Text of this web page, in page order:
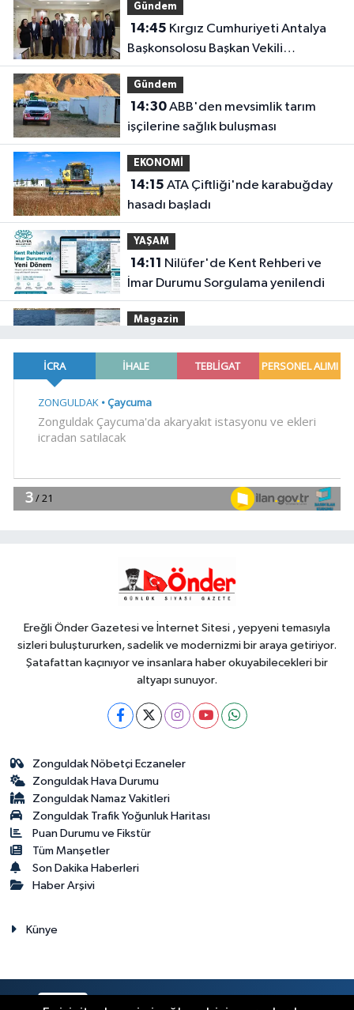
Gündem
14:45
Başkonsolosu Başkan Vekili
Özdemir'i ziyaret etti
Gündem
14:30ABB'den mevsimlik tarım
işçilerine sağlık buluşması
EKONOMİ
14:15
hasadı başladı
YAŞAM
14:11
İmar Durumu Sorgulama yenilendi
Magazin
keyfi!
14:00ATA Çiftliği Yoncaları Atatürk
13:45
HİZMETE GİRDİ
Ereğli Önder Gazetesi ve İnternet Sitesi , yepyeni temasıyla
sizleri buluştururken, sadelik ve modernizmi bir araya getiriyor.
Şatafattan kaçınıyor ve insanlara haber okuyabilecekleri bir
altyapı sunuyor.
Zonguldak Nöbetçi Eczaneler
Zonguldak Hava Durumu
Zonguldak Namaz Vakitleri
Zonguldak Trafik Yoğunluk Haritası
Puan Durumu ve Fikstür
Tüm Manşetler
Son Dakika Haberleri
Haber Arşivi
Künye
RSS Copyright © 2023. Her hakkı saklıdır.